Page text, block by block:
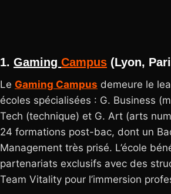
1. Gaming Campus (Lyon,
Le Gaming Campus demeure le
écoles spécialisées : G. Business
Tech (technique) et G. Art (arts
24 formations post-bac, dont un
Management très prisé. L’école
partenariats exclusifs avec des
Team Vitality pour l’immersion